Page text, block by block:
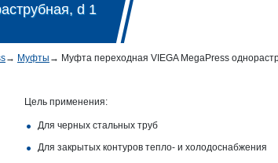
d 1
→ Муфты → Муфта переходная VIEGA MegaPress
Цель применения:
Для черных стальных труб
Для закрытых контуров тепло- и холодоснабжения